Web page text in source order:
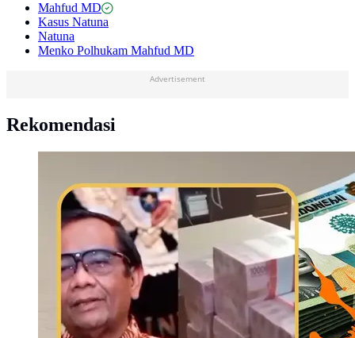
Mahfud MD
Kasus Natuna
Natuna
Menko Polhukam Mahfud MD
Advertisement
Rekomendasi